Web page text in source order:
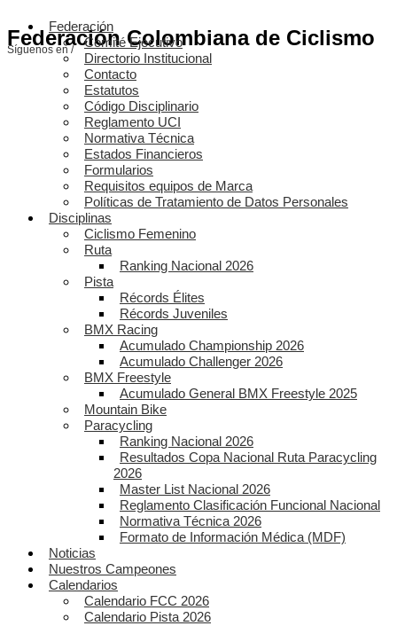
Federación Colombiana de Ciclismo
Síguenos en /
Federación
Comité Ejecutivo
Directorio Institucional
Contacto
Estatutos
Código Disciplinario
Reglamento UCI
Normativa Técnica
Estados Financieros
Formularios
Requisitos equipos de Marca
Políticas de Tratamiento de Datos Personales
Disciplinas
Ciclismo Femenino
Ruta
Ranking Nacional 2026
Pista
Récords Élites
Récords Juveniles
BMX Racing
Acumulado Championship 2026
Acumulado Challenger 2026
BMX Freestyle
Acumulado General BMX Freestyle 2025
Mountain Bike
Paracycling
Ranking Nacional 2026
Resultados Copa Nacional Ruta Paracycling
2026
Master List Nacional 2026
Reglamento Clasificación Funcional Nacional
Normativa Técnica 2026
Formato de Información Médica (MDF)
Noticias
Nuestros Campeones
Calendarios
Calendario FCC 2026
Calendario Pista 2026